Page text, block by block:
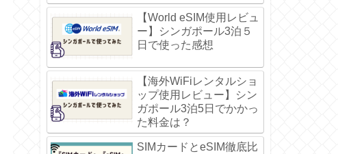
ポール】
【World eSIM使用レビュ
ー】シンガポール3泊５
日で使った感想
【海外WiFiレンタルショ
ップ使用レビュー】シン
ガポール3泊5日でかかっ
た料金は？
SIMカードとeSIM徹底比